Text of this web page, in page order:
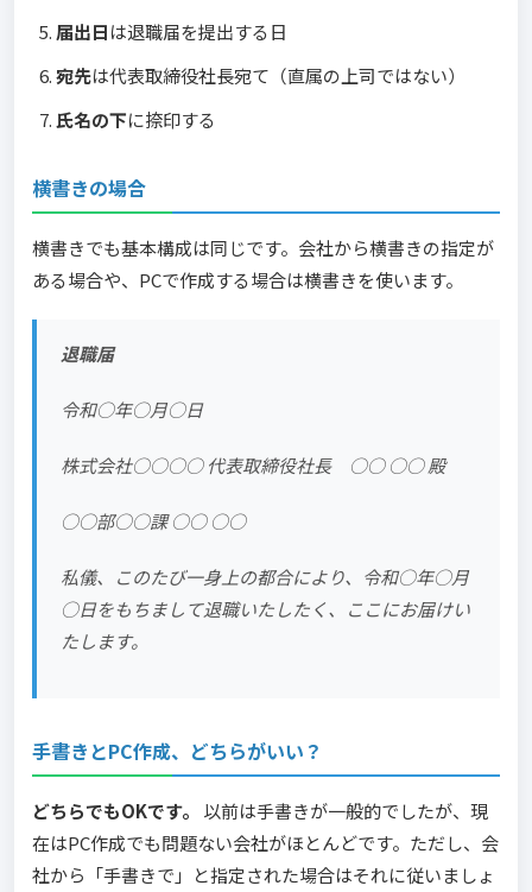
届出日は退職届を提出する日
宛先は代表取締役社長宛て（直属の上司ではない）
氏名の下に捺印する
横書きの場合
横書きでも基本構成は同じです。会社から横書きの指定が
ある場合や、PCで作成する場合は横書きを使います。
退職届
令和○年○月○日
株式会社○○○○ 代表取締役社長 ○○ ○○ 殿
○○部○○課 ○○ ○○
私儀、このたび一身上の都合により、令和○年○月
○日をもちまして退職いたしたく、ここにお届けい
たします。
手書きとPC作成、どちらがいい？
どちらでもOKです。
以前は手書きが一般的でしたが、現
在はPC作成でも問題ない会社がほとんどです。ただし、会
社から「手書きで」と指定された場合はそれに従いましょ